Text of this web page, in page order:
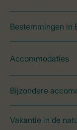
Bestemmingen in
Accommodaties
Bijzondere
Vakantie in de